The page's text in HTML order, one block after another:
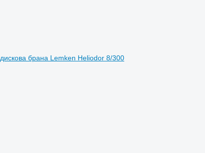
дискова брана Lemken Heliodor 8/300